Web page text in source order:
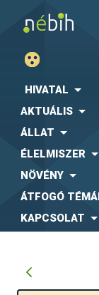
HIVATAL
AKTUÁLIS
ÁLLAT
ÉLELMISZER
NÖVÉNY
ÁTFOGÓ
KAPCSOLAT